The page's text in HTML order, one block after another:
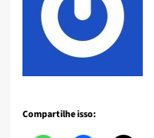
Compartilhe isso: